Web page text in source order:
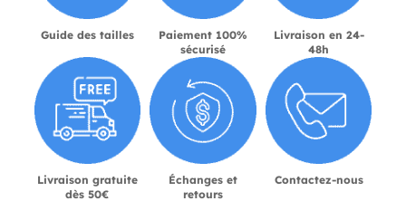
Guide des tailles
Paiement 100%
sécurisé
Livraison en 24-
48h
Livraison gratuite
dès 50€
Échanges et
retours
Contactez-nous